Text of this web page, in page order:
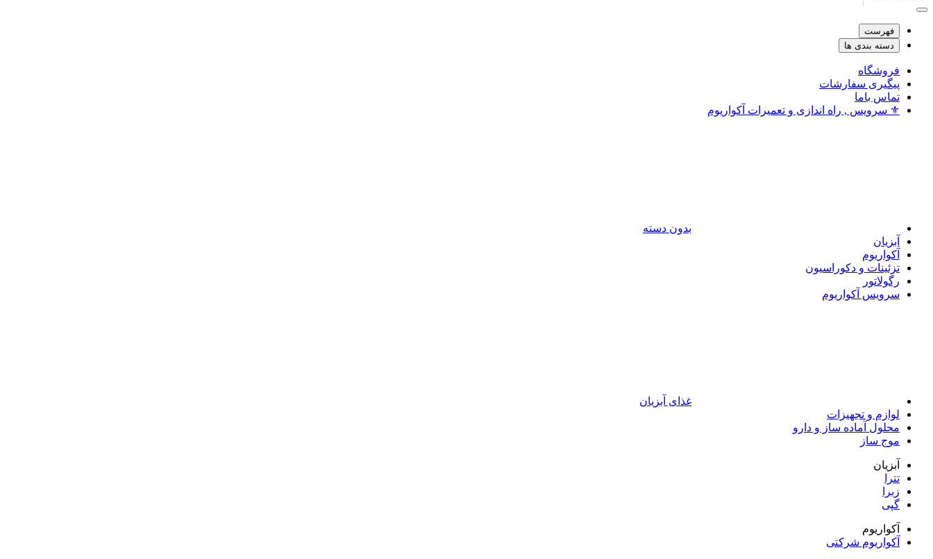
فهرست
دسته بندی ها
فروشگاه
پیگیری سفارشات
تماس باما
⚜️ سرویس , راه اندازی و تعمیرات آکواریوم
بدون دسته
آبزیان
آکواریوم
تزئینات و دکوراسیون
رگولاتور
سرویس آکواریوم
غذای آبزیان
لوازم و تجهیزات
محلول آماده ساز و دارو
موج ساز
آبزیان
تترا
زبرا
گپی
آکواریوم
آکواریوم شرکتی